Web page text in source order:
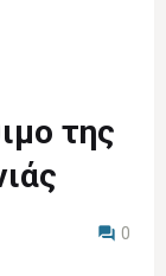
της
0